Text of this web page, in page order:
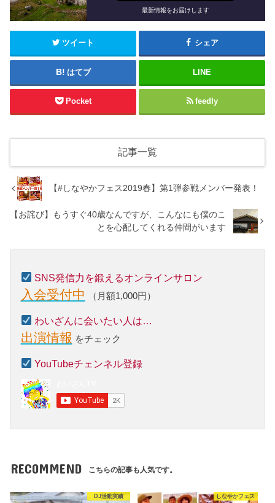
最新情報をお届けします
ツイート シェア
はてブ LINE
Pocket feedly
記事一覧
【#しなやかフェス2019春】第1弾参戦メンバー発表！
【お詫び】もうすぐ40歳なんですが、こんなにも僕のこ
とを心配してくれる仲間がいます
SNS発信力を鍛えるオンラインサロン
入会受付中 （月額1,000円）
わいざんに会いたい人は…
出演情報 をチェック
YouTubeチェンネル登録
RECOMMEND こちらの記事も人気です。
DJ活動実績 しなやかフェス